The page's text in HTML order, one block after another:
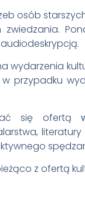
osób
wydarzenia
przypadku
się ofertą
z ofertą